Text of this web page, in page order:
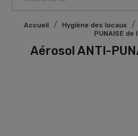
Accueil Hygiène des locaux
PUNAISE
Aérosol ANTI-